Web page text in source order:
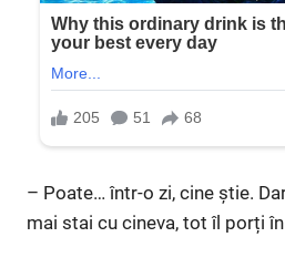
– Poate… într-o zi, cine știe.
mai stai cu cineva, tot îl porți